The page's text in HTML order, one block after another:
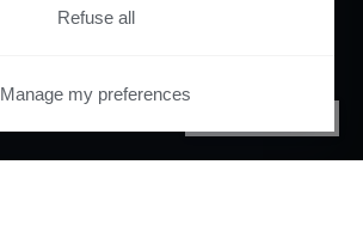
Refuse all
Manage my preferences